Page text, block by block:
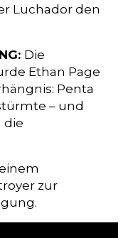
Luchador den
Die
Ethan Page
Penta
– und
die
zur